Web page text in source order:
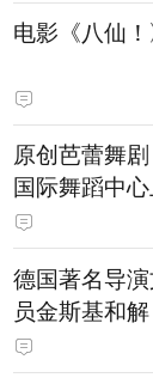
电影《八仙
原创芭蕾舞
国际舞蹈中
德国著名导
员金斯基和
身裸露的画面